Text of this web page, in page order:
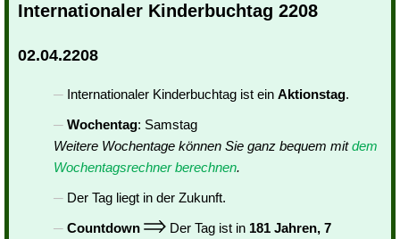
Internationaler Kinderbuchtag 2208
02.04.2208
Internationaler Kinderbuchtag ist ein Aktionstag.
Wochentag: Samstag
Weitere Wochentage können Sie ganz bequem mitdem
Wochentagsrechner berechnen.
Der Tag liegt in der Zukunft.
Countdown
Der Tag ist in 181 Jahren, 7